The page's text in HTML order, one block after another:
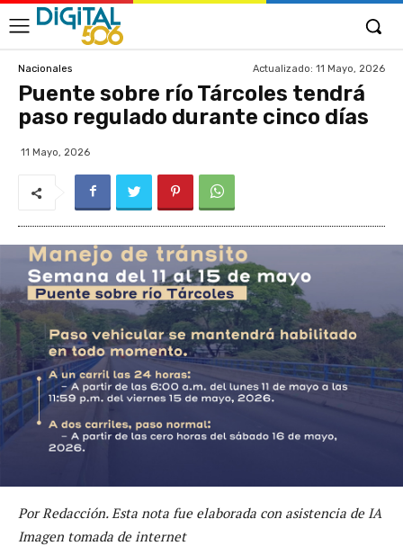
Nacionales Actualizado: 11 Mayo, 2026
Puente sobre río Tárcoles tendrá
paso regulado durante cinco días
11 Mayo, 2026
Por Redacción. Esta nota fue elaborada con asistencia de IA
Imagen tomada de internet